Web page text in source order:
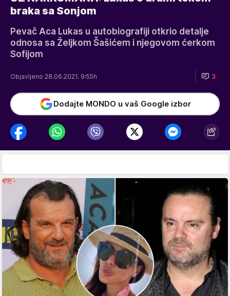
braka sa Sonjom
Pevač Aca Lukas u autobiografiji otkrio detalje
odnosa sa Željkom Šašićem i njegovom ćerkom
Sofijom
Objavljeno 28.06.2021. 9:55h 3
Dodajte MONDO u vaš Google izbor